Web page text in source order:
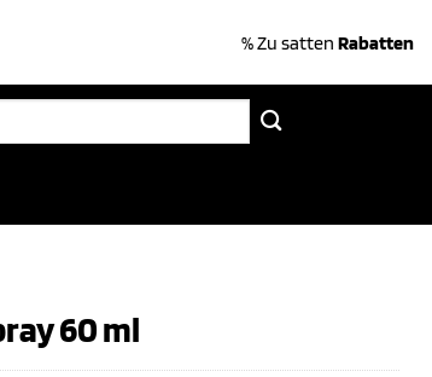
% Zu satten Rabatten
60 ml